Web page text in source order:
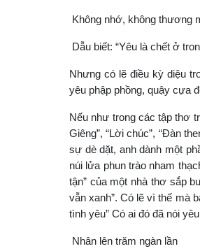
Không nhớ, không thương
Dẫu biết: “Yêu là chết ở
Nhưng có lẽ điều kỳ diệu
yêu phập phồng, quậy cựa
Nếu như trong các tập thơ
Giêng”, “Lời chúc”, “Đàn
sự dè dặt, anh dành một
núi lửa phun trào nham
tận” của một nhà thơ sắp
vẫn xanh”. Có lẽ vì thế mà
tình yêu” Có ai đó đã nói
Nhân lên trăm ngàn lần